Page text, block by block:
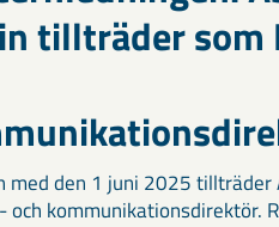
tillträder som
med den 1 juni 2025 tillträder
och kommunikationsdirektör.